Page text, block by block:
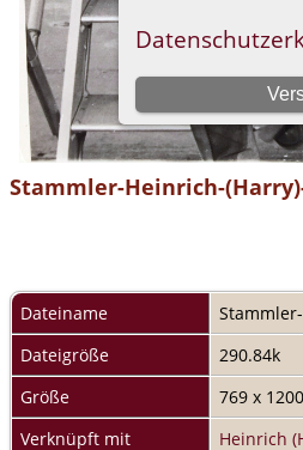
Stammler-Heinrich-
Dateiname
Dateigröße
290.84k
Größe
769 x 1200
Verknüpft mit
Heinrich